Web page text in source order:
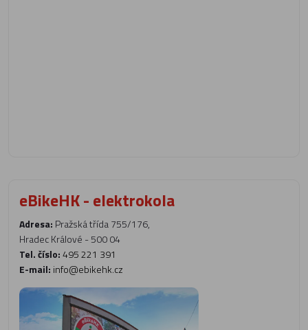
eBikeHK - elektrokola
Adresa: Pražská třída 755/176,
Hradec Králové - 500 04
Tel. číslo:495 221 391
E-mail: info@ebikehk.cz